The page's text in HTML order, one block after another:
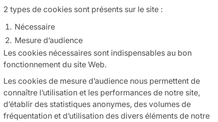
2 types de cookies sont présents sur le site :
Nécessaire
Mesure d’audience
Les cookies nécessaires sont indispensables au bon
fonctionnement du site Web.
Les cookies de mesure d’audience nous permettent de
connaître l’utilisation et les performances de notre site,
d’établir des statistiques anonymes, des volumes de
fréquentation et d’utilisation des divers éléments de notre